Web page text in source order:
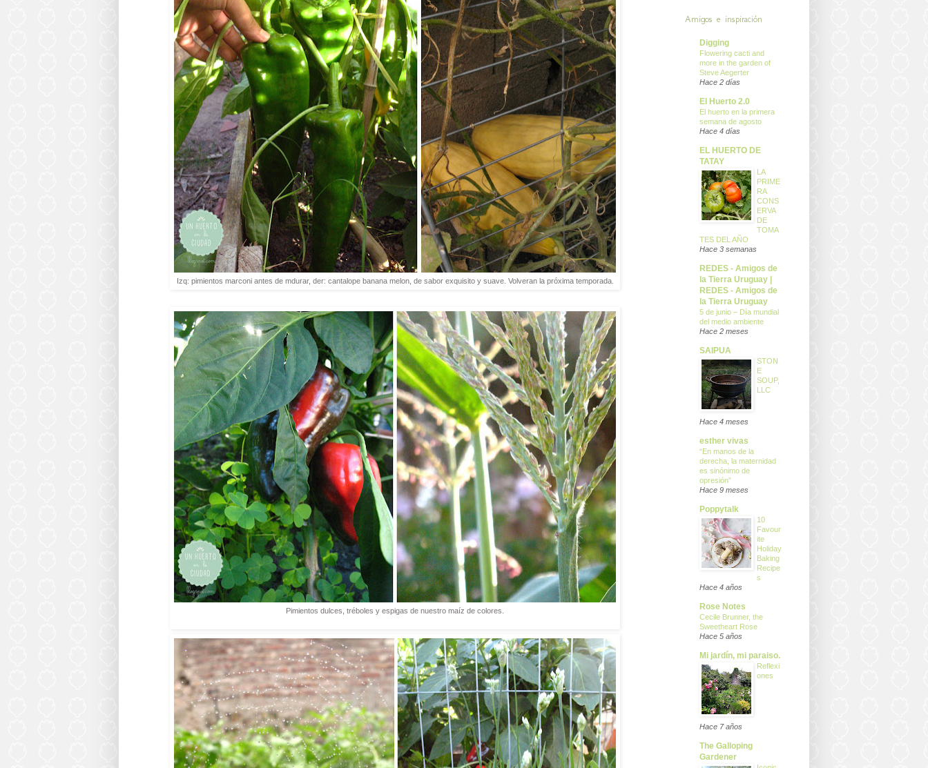
Izq: pimientos marconi antes de mdurar, der: cantalope banana melon, de sabor exquisito y suave. Volveran la próxima temporada.
Pimientos dulces, tréboles y espigas de nuestro maíz de colores.
Amigos e inspiración
Digging
Flowering cacti and
more in the garden of
Steve Aegerter
Hace 2 días
El Huerto 2.0
El huerto en la primera
semana de agosto
Hace 4 días
EL HUERTO DE
TATAY
LA
PRIME
RA
CONS
ERVA
DE
TOMA
TES DEL AÑO
Hace 3 semanas
REDES - Amigos de
la Tierra Uruguay |
REDES - Amigos de
la Tierra Uruguay
5 de junio – Día mundial
del medio ambiente
Hace 2 meses
SAIPUA
STON
E
SOUP,
LLC
Hace 4 meses
esther vivas
“En manos de la
derecha, la maternidad
es sinónimo de
opresión”
Hace 9 meses
Poppytalk
10
Favour
ite
Holiday
Baking
Recipe
s
Hace 4 años
Rose Notes
Cecile Brunner, the
Sweetheart Rose
Hace 5 años
Mi jardín, mi paraiso.
Reflexi
ones
Hace 7 años
The Galloping
Gardener